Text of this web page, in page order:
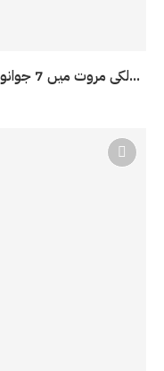
لکی مروت میں 7 جوانوں کی شہادت کا بدلہ ؛11 وطن دشمن...